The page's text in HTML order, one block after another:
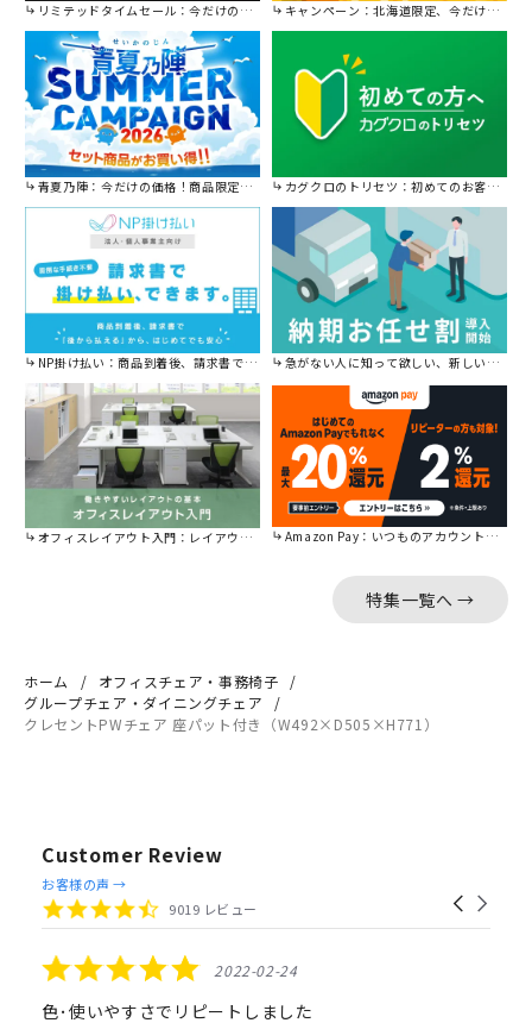
リミテッドタイムセール：今だけの限定セール。 キャンペーン：北海道限定、今だけ送料無料！
青夏乃陣：今だけの価格！商品限定セール開催中です。 カグクロのトリセツ：初めてのお客様はこちら。
NP掛け払い：商品到着後、請求書で後から払えます。 急がない人に知って欲しい、新しい割引を始めました。
オフィスレイアウト入門：レイアウトの基本をご紹介。 Amazon Pay：いつものアカウントで簡単に決済可能。
特集一覧へ →
ホーム
オフィスチェア・事務椅子
グループチェア・ダイニングチェア
クレセントPWチェア 座パット付き（W492×D505×H771）
Customer Review
Reviews
carousel
Carousel
arrows
4.4
star
9019 レビュー
お客様の声 →
5.0
star
rating
2022-02-24
色･使いやすさでリピートしました